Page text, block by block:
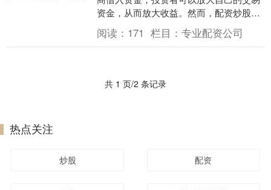
资金，从而放大收益。然而，配资炒股也
存在较高的风险，投资者需要谨慎操作。
然而，光环之下....
阅读： 171 栏目： 专业配资公司
共 1 页/2 条记录
热点关注
炒股 配资